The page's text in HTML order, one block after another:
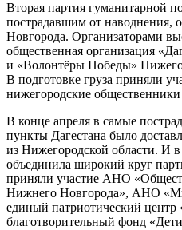
Вторая партия гуманитарной
пострадавшим от наводнения,
Новгорода. Организаторами
общественная организация
и «Волонтёры Победы»
В подготовке груза приняли
нижегородские
В конце апреля в самые
пункты Дагестана было
из Нижегородской области. И в
объединила широкий круг
приняли участие АНО
Нижнего Новгорода», АНО
единый патриотический центр
благотворительный фонд